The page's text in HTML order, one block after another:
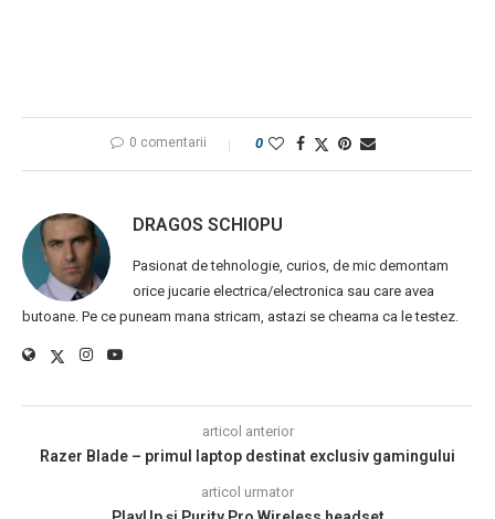
0 comentarii 0
DRAGOS SCHIOPU
Pasionat de tehnologie, curios, de mic demontam
orice jucarie electrica/electronica sau care avea
butoane. Pe ce puneam mana stricam, astazi se cheama ca le testez.
articol anterior
Razer Blade – primul laptop destinat exclusiv gamingului
articol urmator